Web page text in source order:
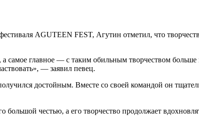
AGUTEEN FEST, Агутин отметил, что
самое главное — с таким обильным творчеством
— заявил певец.
достойным. Вместе со своей командой он
большой честью, а его творчество продолжает